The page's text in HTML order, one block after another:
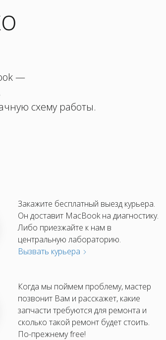
—
схему работы.
Закажите бесплатный выезд курьера.
Он доставит MacBook на диагностику.
Либо приезжайте к нам в
центральную лабораторию.
Вызвать курьера
Когда мы поймем проблему, мастер
позвонит Вам и расскажет, какие
запчасти требуются для ремонта и
сколько такой ремонт будет стоить.
По-прежнему free!